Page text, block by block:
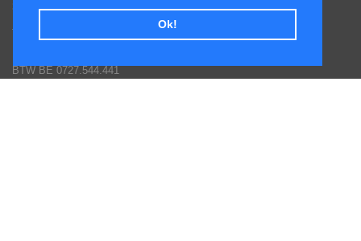
Ok!
3120 Tremelo
Tel. 016/60.93.00 - 0475/620.520
BTW BE 0727.544.441